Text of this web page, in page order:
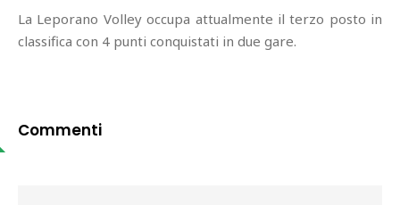
La Leporano Volley occupa attualmente il terzo posto in
classifica con 4 punti conquistati in due gare.
Commenti